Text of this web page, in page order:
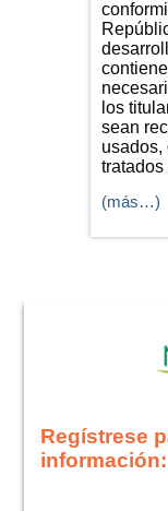
los
sean
usados,
(más…)
Regístrese
información: